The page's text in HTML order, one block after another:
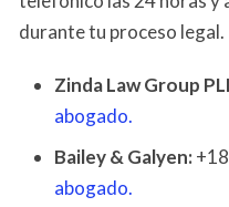
durante tu proceso legal.
Zinda Law Group
abogado.
Bailey & Galyen:
abogado.